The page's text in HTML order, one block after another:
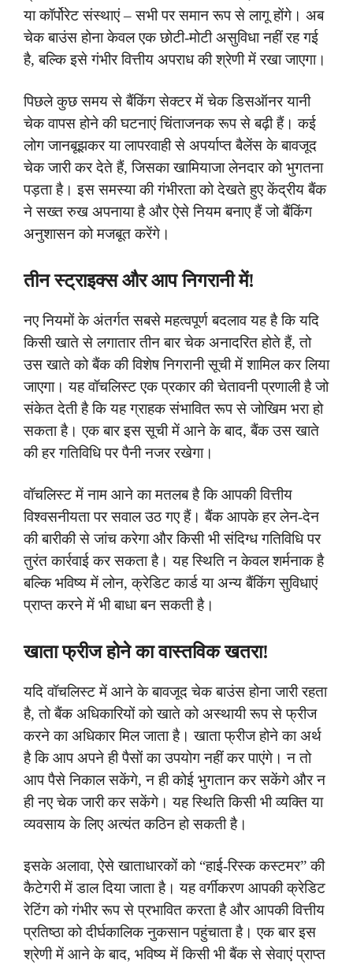
या कॉर्पोरेट संस्थाएं – सभी पर समान रूप से लागू होंगे। अब
चेक बाउंस होना केवल एक छोटी-मोटी असुविधा नहीं रह गई
है, बल्कि इसे गंभीर वित्तीय अपराध की श्रेणी में रखा जाएगा।
पिछले कुछ समय से बैंकिंग सेक्टर में चेक डिसऑनर यानी
चेक वापस होने की घटनाएं चिंताजनक रूप से बढ़ी हैं। कई
लोग जानबूझकर या लापरवाही से अपर्याप्त बैलेंस के बावजूद
चेक जारी कर देते हैं, जिसका खामियाजा लेनदार को भुगतना
पड़ता है। इस समस्या की गंभीरता को देखते हुए केंद्रीय बैंक
ने सख्त रुख अपनाया है और ऐसे नियम बनाए हैं जो बैंकिंग
अनुशासन को मजबूत करेंगे।
तीन स्ट्राइक्स और आप निगरानी में!
नए नियमों के अंतर्गत सबसे महत्वपूर्ण बदलाव यह है कि यदि
किसी खाते से लगातार तीन बार चेक अनादरित होते हैं, तो
उस खाते को बैंक की विशेष निगरानी सूची में शामिल कर लिया
जाएगा। यह वॉचलिस्ट एक प्रकार की चेतावनी प्रणाली है जो
संकेत देती है कि यह ग्राहक संभावित रूप से जोखिम भरा हो
सकता है। एक बार इस सूची में आने के बाद, बैंक उस खाते
की हर गतिविधि पर पैनी नजर रखेगा।
वॉचलिस्ट में नाम आने का मतलब है कि आपकी वित्तीय
विश्वसनीयता पर सवाल उठ गए हैं। बैंक आपके हर लेन-देन
की बारीकी से जांच करेगा और किसी भी संदिग्ध गतिविधि पर
तुरंत कार्रवाई कर सकता है। यह स्थिति न केवल शर्मनाक है
बल्कि भविष्य में लोन, क्रेडिट कार्ड या अन्य बैंकिंग सुविधाएं
प्राप्त करने में भी बाधा बन सकती है।
खाता फ्रीज होने का वास्तविक खतरा!
यदि वॉचलिस्ट में आने के बावजूद चेक बाउंस होना जारी रहता
है, तो बैंक अधिकारियों को खाते को अस्थायी रूप से फ्रीज
करने का अधिकार मिल जाता है। खाता फ्रीज होने का अर्थ
है कि आप अपने ही पैसों का उपयोग नहीं कर पाएंगे। न तो
आप पैसे निकाल सकेंगे, न ही कोई भुगतान कर सकेंगे और न
ही नए चेक जारी कर सकेंगे। यह स्थिति किसी भी व्यक्ति या
व्यवसाय के लिए अत्यंत कठिन हो सकती है।
इसके अलावा, ऐसे खाताधारकों को “हाई-रिस्क कस्टमर” की
कैटेगरी में डाल दिया जाता है। यह वर्गीकरण आपकी क्रेडिट
रेटिंग को गंभीर रूप से प्रभावित करता है और आपकी वित्तीय
प्रतिष्ठा को दीर्घकालिक नुकसान पहुंचाता है। एक बार इस
श्रेणी में आने के बाद, भविष्य में किसी भी बैंक से सेवाएं प्राप्त